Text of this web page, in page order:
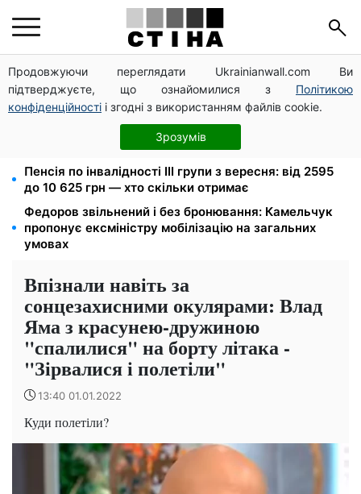
Продовжуючи переглядати Ukrainianwall.com Ви
підтверджуєте, що ознайомилися з Політикою
конфіденційності і згодні з використанням файлів cookie.
Зрозумів
Церковне свято 9 серпня: апостол Матфій, три
суворі заборони Успенського посту та прикмети на
зиму
До 19 400 грн на дрова: ПФУ приймає заяви на
субсидію для власників пічного опалення
Пенсія по інвалідності III групи з вересня: від 2595
до 10 625 грн — хто скільки отримає
Федоров звільнений і без бронювання: Камельчук
пропонує ексміністру мобілізацію на загальних
умовах
Впізнали навіть за
сонцезахисними окулярами: Влад
Яма з красунею-дружиною
"спалилися" на борту літака -
"Зірвалися і полетіли"
13:40 01.01.2022
Куди полетіли?